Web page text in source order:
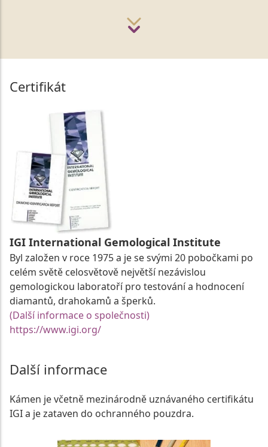
Certifikát
IGI International Gemological Institute
Byl založen v roce 1975 a je se svými 20 pobočkami po
celém světě celosvětově největší nezávislou
gemologickou laboratoří pro testování a hodnocení
diamantů, drahokamů a šperků.
(Další informace o společnosti)
https://www.igi.org/
Další informace
Kámen je včetně mezinárodně uznávaného certifikátu
IGI a je zataven do ochranného pouzdra.